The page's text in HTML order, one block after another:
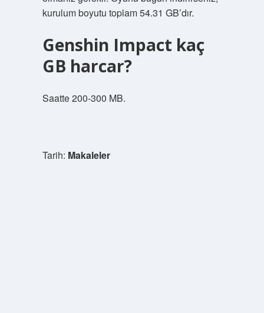
kurulum boyutu toplam 54.31 GB’dır.
Genshin Impact kaç
GB harcar?
Saatte 200-300 MB.
Tarih: Makaleler